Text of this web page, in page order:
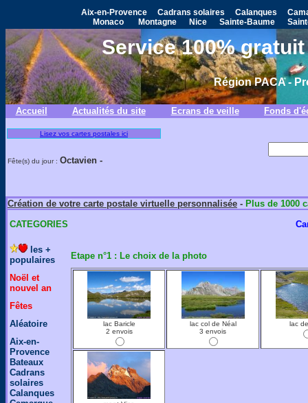
Aix-en-Provence Cadrans solaires Calanques
Monaco
Montagne Nice Sainte-Baume
Service 100%
Région PACA -
Accueil Actualités du site Ecrans de veille Fonds
Lisez vos cartes postales ici
Fête(s) du jour : Octavien -
Création de votre carte postale virtuelle personnalisée - Plus de 1000
CATEGORIES
les +
populaires
Noël et
nouvel an
Fêtes
Aléatoire
Aix-en-
Provence
Bateaux
Cadrans
solaires
Calanques
Etape n°1 : Le choix de la photo
lac Baricle
2 envois
lac col de Néal
3 envois
lac